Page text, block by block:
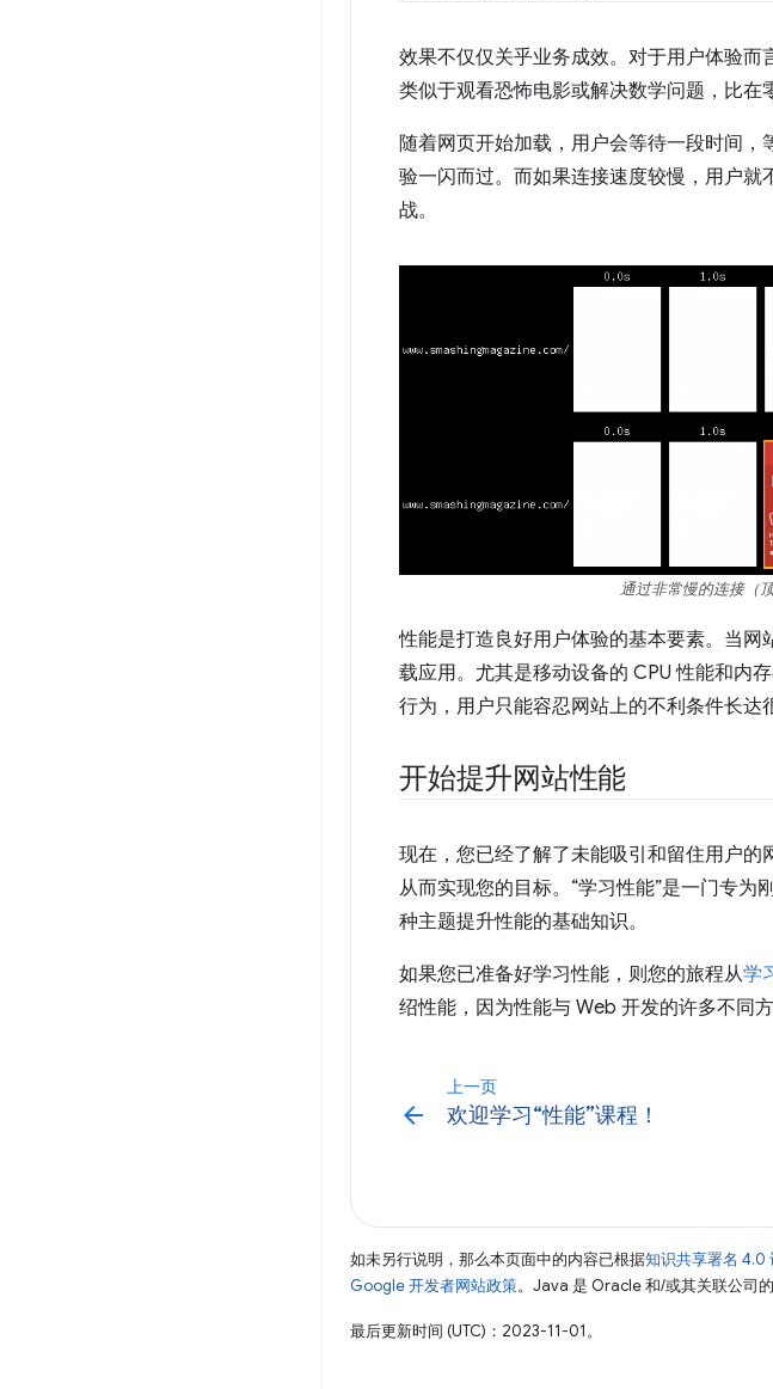
效果不仅仅关乎业务成效。对于用户体验而
类似于观看恐怖电影或解决数学问题，比在
随着网页开始加载，用户会等待一段时间
验一闪而过。而如果连接速度较慢，用户
战。
通过非常慢的连接（
性能是打造良好用户体验的基本要素。当
载应用。尤其是移动设备的 CPU 性能和内
行为，用户只能容忍网站上的不利条件长达
开始提升网站性能
现在，您已经了解了未能吸引和留住用户的
从而实现您的目标。“学习性能”是一门专
种主题提升性能的基础知识。
如果您已准备好学习性能，则您的旅程从学
绍性能，因为性能与 Web 开发的许多不同
上一页
arrow_back 欢迎学习“性能”课程！
如未另行说明，那么本页面中的内容已根据知识共享署名 4.0
Google 开发者网站政策。Java 是 Oracle 和/或其关联公司的
最后更新时间 (UTC)：2023-11-01。